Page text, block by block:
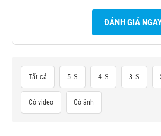
ĐÁNH GIÁ
Tất cả 5 4 3
Có video Có ảnh